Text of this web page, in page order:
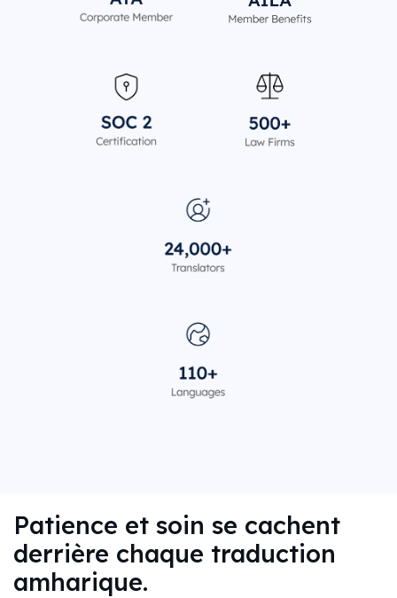
Patience et soin se cachent
derrière chaque traduction
amharique.